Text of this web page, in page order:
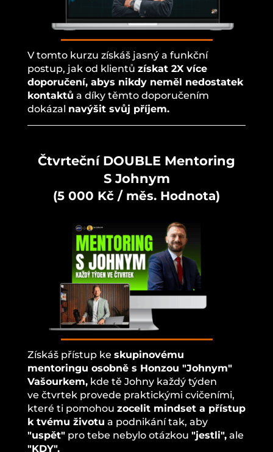
V tomto kurzu získáš jasný a funkční
postup, jak od klientů získat 2X více
doporučení, abys nikdy neměl nedostatek
kontaktů a díky těmto doporučením
dokázal navýšit svůj příjem.
Čtvrteční DOUBLE Mentoring
S Johnym
(5 000 Kč / měs. Hodnota)
Získáš přístup ke skupinovému
mentoringu osobně s Honzou "Johnym"
Vašourkem,kde tě Johny každý týden
ve čtvrtek provede praktickými cvičeními,
které ti pomohou zocelit mindset a přístup
k tvému životu a podnikání tak, aby
"uspět"pro tebe nebylo otázkou "jestli",ale
"KDY".